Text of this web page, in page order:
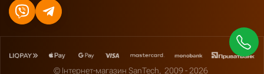
© Інтернет-магазин SanTech, 2009 - 2026